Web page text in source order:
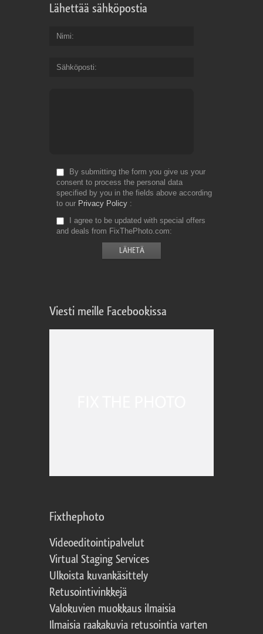
Lähettää sähköpostia
Nimi
Sähköposti
By submitting the form you give us your
consent to process the personal data
specified by you in the fields above according
to our Privacy Policy
I agree to be updated with special offers
and deals from FixThePhoto.com
Viesti meille Facebookissa
Fixthephoto
Videoeditointipalvelut
Virtual Staging Services
Ulkoista kuvankäsittely
Retusointivinkkejä
Valokuvien muokkaus ilmaisia
Ilmaisia raakakuvia retusointia varten